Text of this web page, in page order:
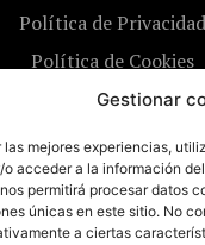
Gestionar
las mejores experiencias,
o acceder a la información
permitirá procesar datos
únicas en este sitio. No
a ciertas
Política de Privacidad
Política de Cookies